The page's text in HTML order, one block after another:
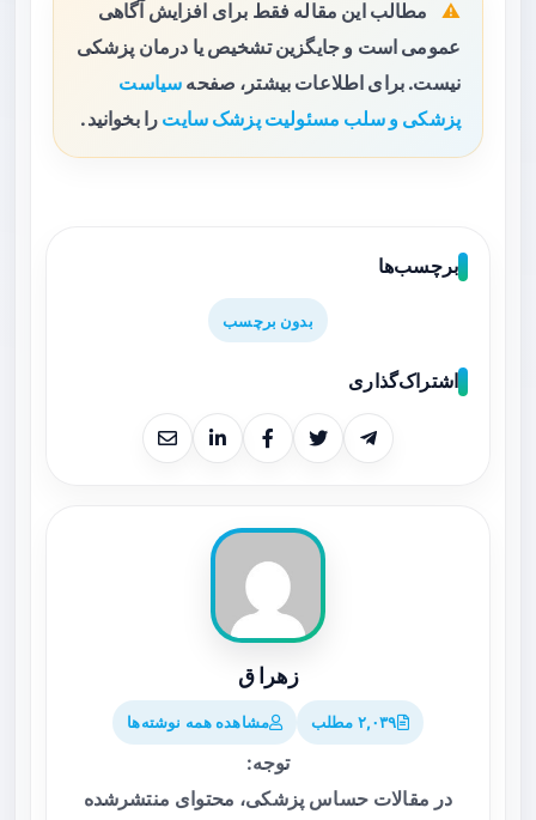
مطالب این مقاله فقط برای افزایش آگاهی
عمومی است و جایگزین تشخیص یا درمان پزشکی
نیست. برای اطلاعات بیشتر، صفحه سیاست
پزشکی و سلب مسئولیت پزشک سایت را بخوانید.
برچسب‌ها
بدون برچسب
اشتراک‌گذاری
زهرا ق
۲,۰۳۹ مطلب مشاهده همه نوشته‌ها
توجه:
در مقالات حساس پزشکی، محتوای منتشرشده